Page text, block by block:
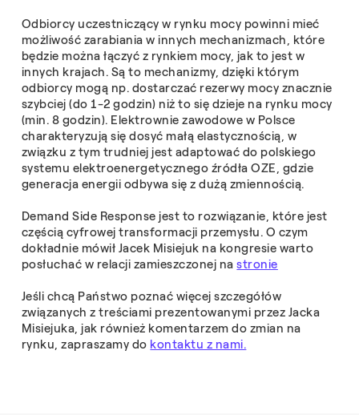
Odbiorcy uczestniczący w rynku mocy powinni mieć
możliwość zarabiania w innych mechanizmach, które
będzie można łączyć z rynkiem mocy, jak to jest w
innych krajach. Są to mechanizmy, dzięki którym
odbiorcy mogą np. dostarczać rezerwy mocy znacznie
szybciej (do 1-2 godzin) niż to się dzieje na rynku mocy
(min. 8 godzin). Elektrownie zawodowe w Polsce
charakteryzują się dosyć małą elastycznością, w
związku z tym trudniej jest adaptować do polskiego
systemu elektroenergetycznego źródła OZE, gdzie
generacja energii odbywa się z dużą zmiennością.
Demand Side Response jest to rozwiązanie, które jest
częścią cyfrowej transformacji przemysłu. O czym
dokładnie mówił Jacek Misiejuk na kongresie warto
posłuchać w relacji zamieszczonej nastronie
Jeśli chcą Państwo poznać więcej szczegółów
związanych z treściami prezentowanymi przez Jacka
Misiejuka, jak również komentarzem do zmian na
rynku, zapraszamy do kontaktu z nami.